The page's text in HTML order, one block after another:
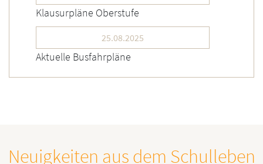
Klausurpläne Oberstufe
25.08.2025
Aktuelle Busfahrpläne
Neuigkeiten aus dem Schulleben